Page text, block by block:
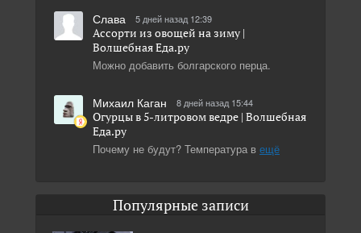
Слава 5 дней назад 12:39
Можно добавить болгарского перца.
Ассорти из овощей на зиму |
Волшебная Eда.ру
Михаил Каган 8 дней назад 15:44
Почему не будут? Температура в ещё
Огурцы в 5-литровом ведре | Волшебная
Eда.ру
Популярные записи